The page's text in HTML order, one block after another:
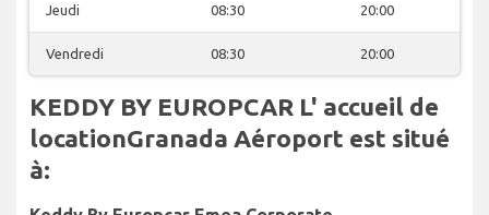
Jeudi 08:30 20:00
Vendredi 08:30 20:00
KEDDY BY EUROPCAR L' accueil de
locationGranada Aéroport est situé
à: